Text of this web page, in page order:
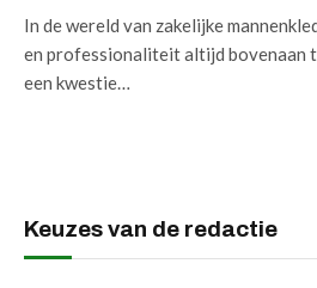
In de wereld van zakelijke
en professionaliteit altijd bovenaan
een kwestie…
Keuzes van de redactie